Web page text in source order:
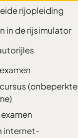
rijopleiding
in de rijsimulator
(onbeperkte
internet-